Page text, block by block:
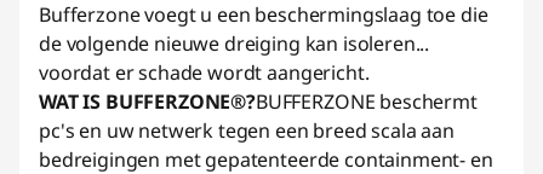
Bufferzone voegt u een beschermingslaag toe die
de volgende nieuwe dreiging kan isoleren...
voordat er schade wordt aangericht.
WAT IS BUFFERZONE®?BUFFERZONE beschermt
pc's en uw netwerk tegen een breed scala aan
bedreigingen met gepatenteerde containment- en